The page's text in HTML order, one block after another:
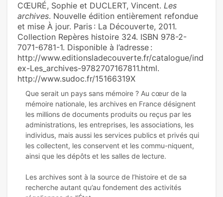
CŒURÉ, Sophie et DUCLERT, Vincent. Les
archives. Nouvelle édition entièrement refondue
et mise À jour. Paris : La Découverte, 2011.
Collection Repères histoire 324. ISBN 978-2-
7071-6781-1. Disponible à l’adresse :
http://www.editionsladecouverte.fr/catalogue/ind
ex-Les_archives-9782707167811.html.
http://www.sudoc.fr/15166319X
Que serait un pays sans mémoire ? Au cœur de la
mémoire nationale, les archives en France désignent
les millions de documents produits ou reçus par les
administrations, les entreprises, les associations, les
individus, mais aussi les services publics et privés qui
les collectent, les conservent et les commu-niquent,
ainsi que les dépôts et les salles de lecture.
Les archives sont à la source de l’histoire et de sa
recherche autant qu’au fondement des activités